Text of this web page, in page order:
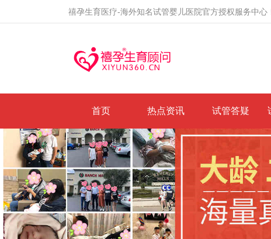
禧孕生育医疗-海外知名试管婴儿医院官方授权服务中
首页 热点资讯 试管答疑